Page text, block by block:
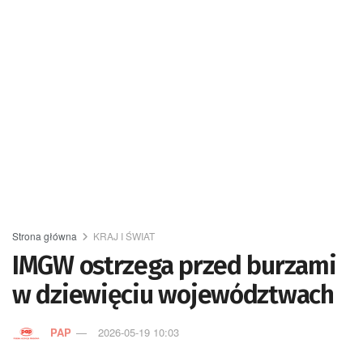
Strona główna KRAJ I ŚWIAT
IMGW ostrzega przed burzami
w dziewięciu województwach
PAP 2026-05-19 10:03